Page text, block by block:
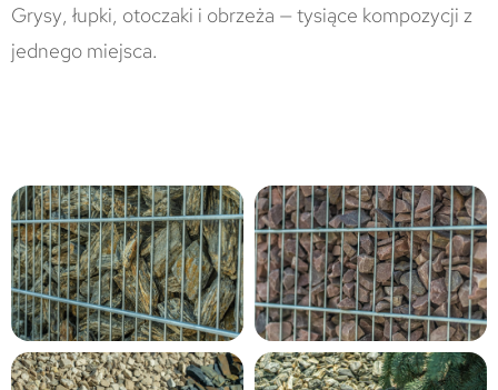
Grysy, łupki, otoczaki i obrzeża — tysiące kompozycji z
jednego miejsca.